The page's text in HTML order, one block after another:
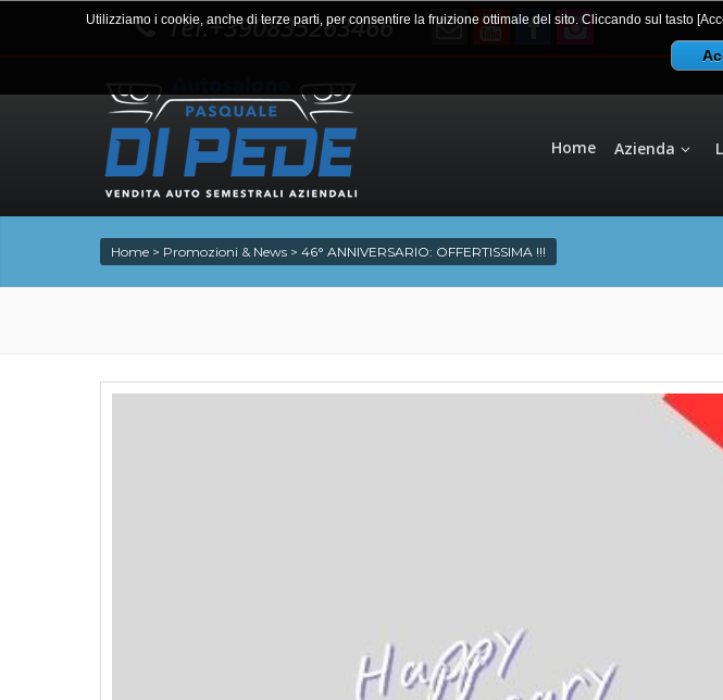
Utilizziamo i cookie, anche di terze parti, per consentire la fruizione ottimale del sito. Cliccando sul tasto
Tel:+390835263466
Home Azienda
Home > Promozioni & News > 46° ANNIVERSARIO: OFFERTISSIMA !!!